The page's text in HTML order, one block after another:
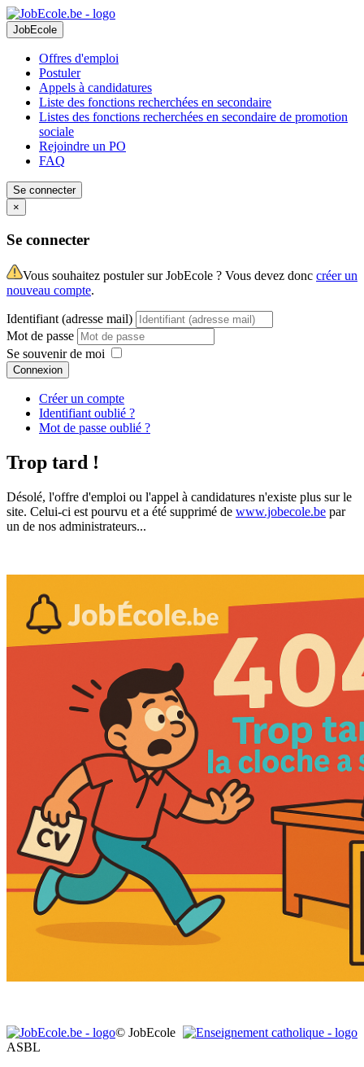
JobEcole
Offres d'emploi
Postuler
Appels à candidatures
Liste des fonctions recherchées en secondaire
Listes des fonctions recherchées en secondaire de promotion
sociale
Rejoindre un PO
FAQ
Se connecter
×
Se connecter
Vous souhaitez postuler sur JobEcole ? Vous devez donc créer un
nouveau compte.
Identifiant (adresse mail)
Mot de passe
Se souvenir de moi
Connexion
Créer un compte
Identifiant oublié ?
Mot de passe oublié ?
Trop tard !
Désolé, l'offre d'emploi ou l'appel à candidatures n'existe plus sur le
site. Celui-ci est pourvu et a été supprimé de www.jobecole.be par
un de nos administrateurs...
© JobEcole
ASBL